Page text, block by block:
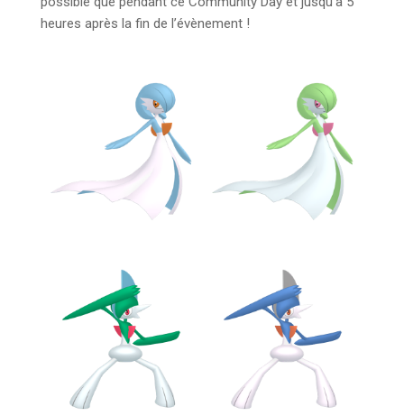
heures après la fin de l’évènement !